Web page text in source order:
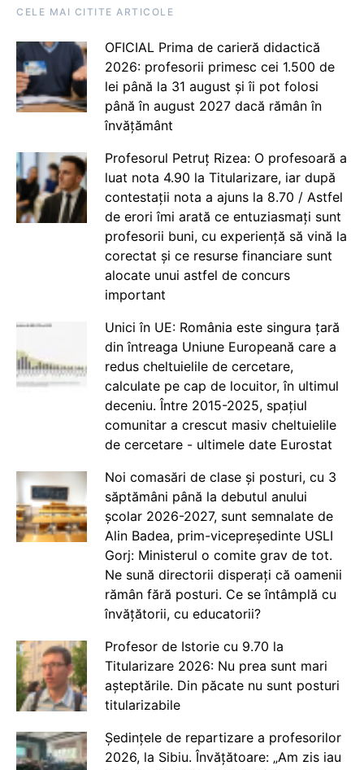
CELE MAI CITITE ARTICOLE
OFICIAL Prima de carieră didactică
2026: profesorii primesc cei 1.500 de
lei până la 31 august și îi pot folosi
până în august 2027 dacă rămân în
învățământ
Profesorul Petruț Rizea: O profesoară a
luat nota 4.90 la Titularizare, iar după
contestații nota a ajuns la 8.70 / Astfel
de erori îmi arată ce entuziasmați sunt
profesorii buni, cu experiență să vină la
corectat și ce resurse financiare sunt
alocate unui astfel de concurs
important
Unici în UE: România este singura țară
din întreaga Uniune Europeană care a
redus cheltuielile de cercetare,
calculate pe cap de locuitor, în ultimul
deceniu. Între 2015-2025, spațiul
comunitar a crescut masiv cheltuielile
de cercetare - ultimele date Eurostat
Noi comasări de clase și posturi, cu 3
săptămâni până la debutul anului
școlar 2026-2027, sunt semnalate de
Alin Badea, prim-vicepreședinte USLI
Gorj: Ministerul o comite grav de tot.
Ne sună directorii disperați că oamenii
rămân fără posturi. Ce se întâmplă cu
învățătorii, cu educatorii?
Profesor de Istorie cu 9.70 la
Titularizare 2026: Nu prea sunt mari
așteptările. Din păcate nu sunt posturi
titularizabile
Ședințele de repartizare a profesorilor
2026, la Sibiu. Învățătoare: „Am zis iau